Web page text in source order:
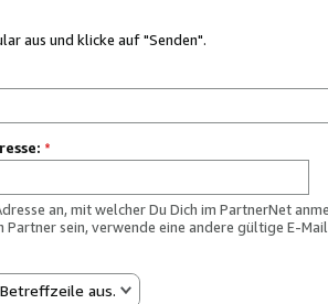
aus und klicke auf "Senden".
*
an, mit welcher Du Dich im PartnerNet
Partner sein, verwende eine andere gültige E-
aus.